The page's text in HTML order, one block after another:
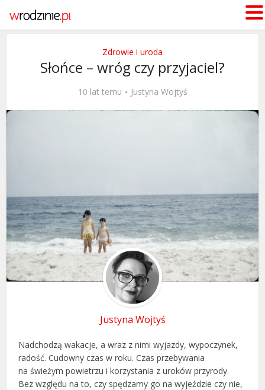
Zdrowie i uroda
Słońce – wróg czy przyjaciel?
10 lat temu Justyna Wojtyś
Justyna Wojtyś
Nadchodzą wakacje, a wraz z nimi wyjazdy, wypoczynek,
radość. Cudowny czas w roku. Czas przebywania
na świeżym powietrzu i korzystania z uroków przyrody.
Bez względu na to, czy spędzamy go na wyjeździe czy nie,